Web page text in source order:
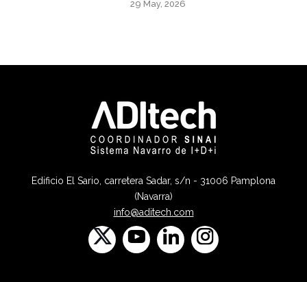
29 May, 2026
Edificio El Sario, carretera Sadar, s/n - 31006 Pamplona
(Navarra)
info@aditech.com